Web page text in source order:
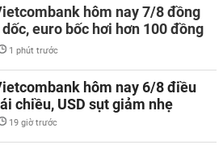
hôm nay 7/8 đồng
euro bốc hơi hơn 100 đồng
1 phút trước
hôm nay 6/8 điều
chiều, USD sụt giảm nhẹ
19 giờ trước